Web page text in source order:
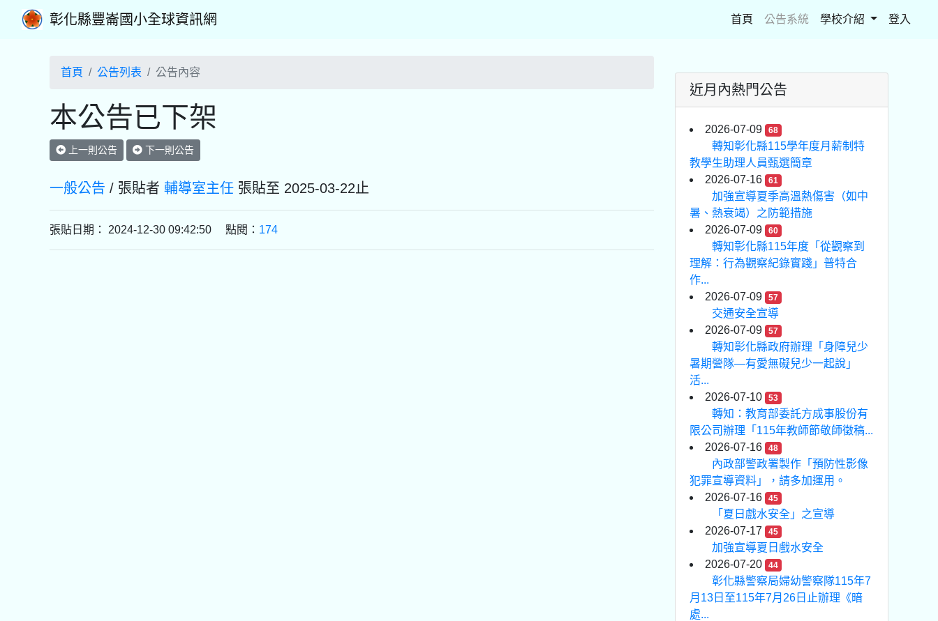
彰化縣豐崙國小全球資訊網 首頁 (current)
公告系統 學校介紹 登入
首頁 公告列表 公告內容
本公告已下架
上一則公告 下一則公告
一般公告 / 張貼者 輔導室主任 張貼至 2025-03-22止
張貼日期： 2024-12-30 09:42:50 點閱： 174
近月內熱門公告
2026-07-09 68
轉知彰化縣115學年度月薪制特
教學生助理人員甄選簡章
2026-07-16
61
加強宣導夏季高溫熱傷害（如中
暑、熱衰竭）之防範措施
2026-07-09
60
轉知彰化縣115年度「從觀察到
理解：行為觀察紀錄實踐」普特合
作...
2026-07-09
57
交通安全宣導
2026-07-09
57
轉知彰化縣政府辦理「身障兒少
暑期營隊—有愛無礙兒少一起說」
活...
2026-07-10
53
轉知：教育部委託方成事股份有
限公司辦理「115年教師節敬師徵稿...
2026-07-16
48
內政部警政署製作「預防性影像
犯罪宣導資料」，請多加運用。
2026-07-16
45
「夏日戲水安全」之宣導
2026-07-17
45
加強宣導夏日戲水安全
2026-07-20
44
彰化縣警察局婦幼警察隊115年7
月13日至115年7月26日止辦理《暗
處...